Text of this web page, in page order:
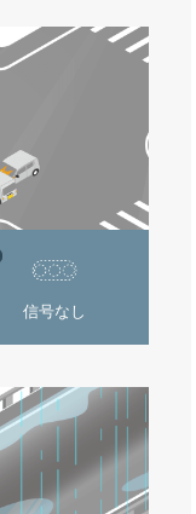
信号なし